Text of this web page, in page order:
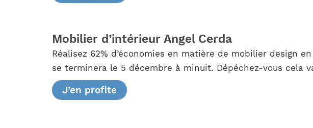
Mobilier d’intérieur Angel Cerda
Réalisez 62% d’économies en matière de mobilier design
se terminera le 5 décembre à minuit. Dépéchez-vous cela
J’en profite